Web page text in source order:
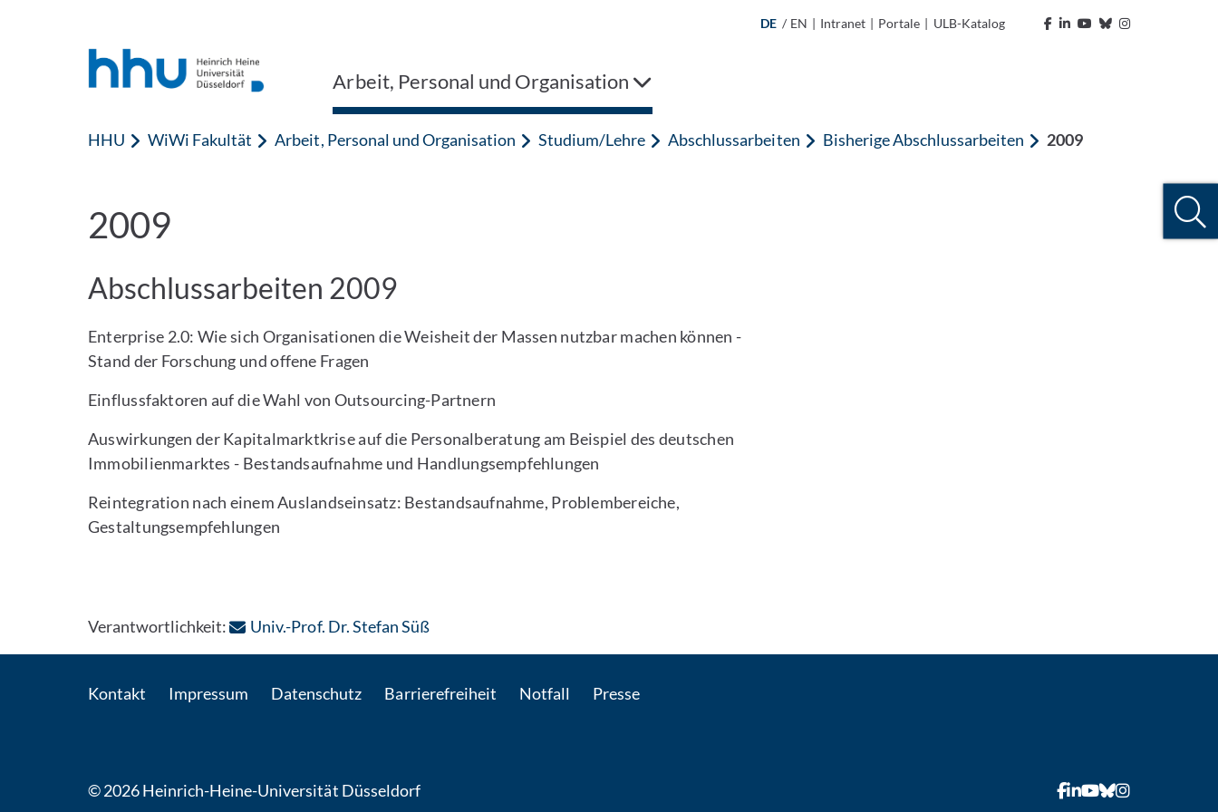
DE / EN | Intranet | Portale | ULB-Katalog
Arbeit, Personal und Organisation
HHU WiWi Fakultät Arbeit, Personal und Organisation Studium/Lehre Abschlussarbeiten Bisherige Abschlussarbeiten 2009
2009
Abschlussarbeiten 2009
Enterprise 2.0: Wie sich Organisationen die Weisheit der Massen nutzbar machen können -
Stand der Forschung und offene Fragen
Einflussfaktoren auf die Wahl von Outsourcing-Partnern
Auswirkungen der Kapitalmarktkrise auf die Personalberatung am Beispiel des deutschen
Immobilienmarktes - Bestandsaufnahme und Handlungsempfehlungen
Reintegration nach einem Auslandseinsatz: Bestandsaufnahme, Problembereiche,
Gestaltungsempfehlungen
Verantwortlichkeit: Univ.-Prof. Dr. Stefan Süß: Per E-Mail kontaktieren
Kontakt Impressum Datenschutz Barrierefreiheit Notfall Presse
© 2026 Heinrich-Heine-Universität Düsseldorf